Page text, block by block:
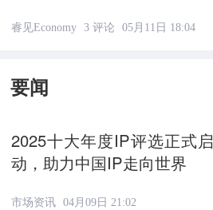
睿见Economy 3 评论 05月11日 18:04
要闻
2025十大年度IP评选正式启
动，助力中国IP走向世界
市场资讯 04月09日 21:02